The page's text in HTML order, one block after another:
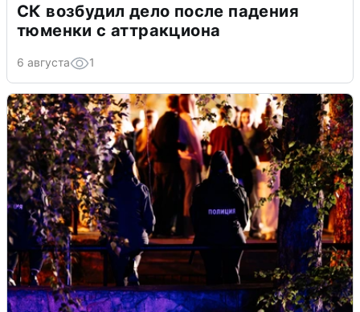
СК возбудил дело после падения
тюменки с аттракциона
6 августа 1